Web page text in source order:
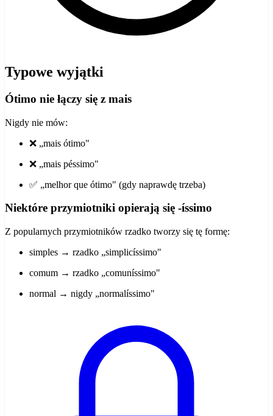
Typowe wyjątki
Ótimo nie łączy się z mais
Nigdy nie mów:
❌ „mais ótimo"
❌ „mais péssimo"
✅ „melhor que ótimo" (gdy naprawdę trzeba)
Niektóre przymiotniki opierają się -íssimo
Z popularnych przymiotników rzadko tworzy się tę formę:
simples → rzadko „simplicíssimo"
comum → rzadko „comuníssimo"
normal → nigdy „normalíssimo"